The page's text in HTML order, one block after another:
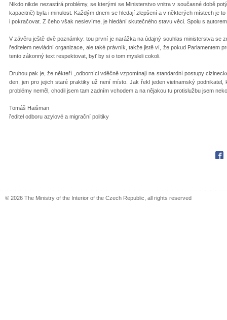
Nikdo nikde nezastírá problémy, se kterými se Ministerstvo vnitra v současné době
kapacitně) byla i minulost. Každým dnem se hledají zlepšení a v některých místech je
i pokračovat. Z čeho však neslevíme, je hledání skutečného stavu věci. Spolu s
V závěru ještě dvě poznámky: tou první je narážka na údajný souhlas ministerstva se
ředitelem nevládní organizace, ale také právník, takže jistě ví, že pokud Parlamentem
tento zákonný text respektovat, byť by si o tom mysleli cokoli.
Druhou pak je, že někteří „odborníci vděčně vzpomínají na standardní postupy
den, jen pro jejich staré praktiky už není místo. Jak řekl jeden vietnamský
problémy neměl, chodil jsem tam zadním vchodem a na nějakou tu protislužbu jsem
Tomáš Haišman
ředitel odboru azylové a migrační politiky
© 2026 The Ministry of the Interior of the Czech Republic, all rights reserved